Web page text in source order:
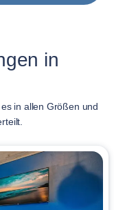
in
in allen Größen und